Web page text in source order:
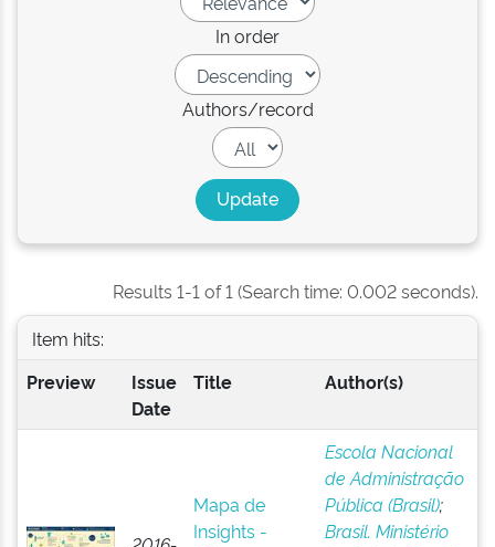
In order
Authors/record
Results 1-1 of 1 (Search time: 0.002 seconds).
Item hits:
Preview
Issue
Date
Title Author(s)
Mapa de
Insights -
Escola Nacional
de Administração
Pública (Brasil);
Brasil. Ministério